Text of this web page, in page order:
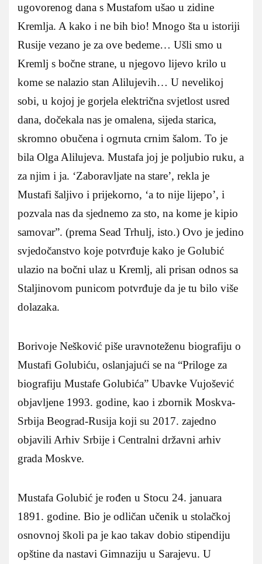
ugovorenog dana s Mustafom ušao u zidine
Kremlja. A kako i ne bih bio! Mnogo šta u istoriji
Rusije vezano je za ove bedeme… Ušli smo u
Kremlj s bočne strane, u njegovo lijevo krilo u
kome se nalazio stan Alilujevih… U nevelikoj
sobi, u kojoj je gorjela električna svjetlost usred
dana, dočekala nas je omalena, sijeda starica,
skromno obučena i ogrnuta crnim šalom. To je
bila Olga Alilujeva. Mustafa joj je poljubio ruku, a
za njim i ja. ‘Zaboravljate na stare’, rekla je
Mustafi šaljivo i prijekorno, ‘a to nije lijepo’, i
pozvala nas da sjednemo za sto, na kome je kipio
samovar”. (prema Sead Trhulj, isto.) Ovo je jedino
svjedočanstvo koje potvrđuje kako je Golubić
ulazio na bočni ulaz u Kremlj, ali prisan odnos sa
Staljinovom punicom potvrđuje da je tu bilo više
dolazaka.
Borivoje Nešković piše uravnoteženu biografiju o
Mustafi Golubiću, oslanjajući se na “Priloge za
biografiju Mustafe Golubića” Ubavke Vujošević
objavljene 1993. godine, kao i zbornik Moskva-
Srbija Beograd-Rusija koji su 2017. zajedno
objavili Arhiv Srbije i Centralni državni arhiv
grada Moskve.
Mustafa Golubić je rođen u Stocu 24. januara
1891. godine. Bio je odličan učenik u stolačkoj
osnovnoj školi pa je kao takav dobio stipendiju
opštine da nastavi Gimnaziju u Sarajevu. U